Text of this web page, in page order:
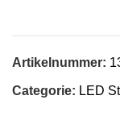
Artikelnummer:
Categorie: LED